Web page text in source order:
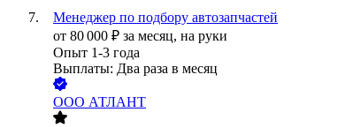
Менеджер по подбору автозапчастей
от 80 000 ₽ за месяц, на руки
Опыт 1-3 года
Выплаты: Два раза в месяц
ООО АТЛАНТ